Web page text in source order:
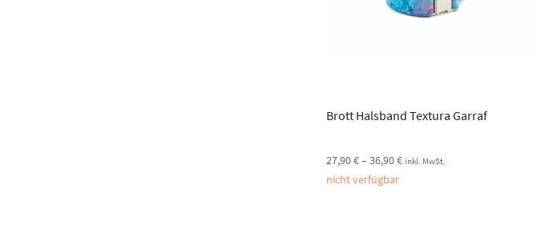
Brott Halsband Textura Garraf
27,90€–36,90€ inkl. MwSt.
nicht verfügbar